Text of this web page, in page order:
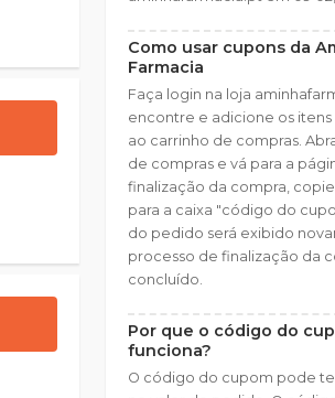
Como usar cupons da
Farmacia
Faça login na loja
encontre e adicione os itens
ao carrinho de compras.
de compras e vá para a
finalização da compra,
para a caixa "código do
do pedido será exibido
processo de finalização da
concluído.
Por que o código do
funciona?
O código do cupom pode